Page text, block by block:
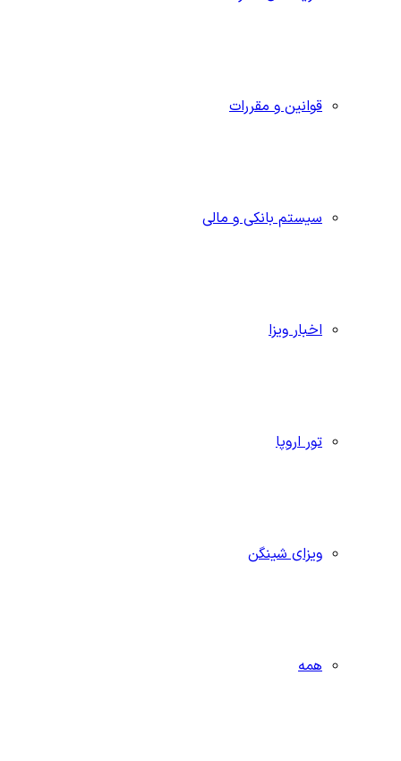
قوانین و مقررات
سیستم بانکی و مالی
اخبار ویزا
تور اروپا
ویزای شینگن
همه